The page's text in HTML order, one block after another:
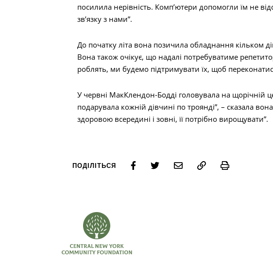
посилила нерівність. Комп’ютери допомогли їм не
зв’язку з нами”.
До початку літа вона позичила обладнання кільком
Вона також очікує, що надалі потребуватиме
роблять, ми будемо підтримувати їх, щоб
У червні МакКлендон-Бодді головувала на щорічній
подарувала кожній дівчині по троянді”, – сказала
здоровою всередині і зовні, її потрібно вирощувати”.
ПОДІЛІТЬСЯ Print